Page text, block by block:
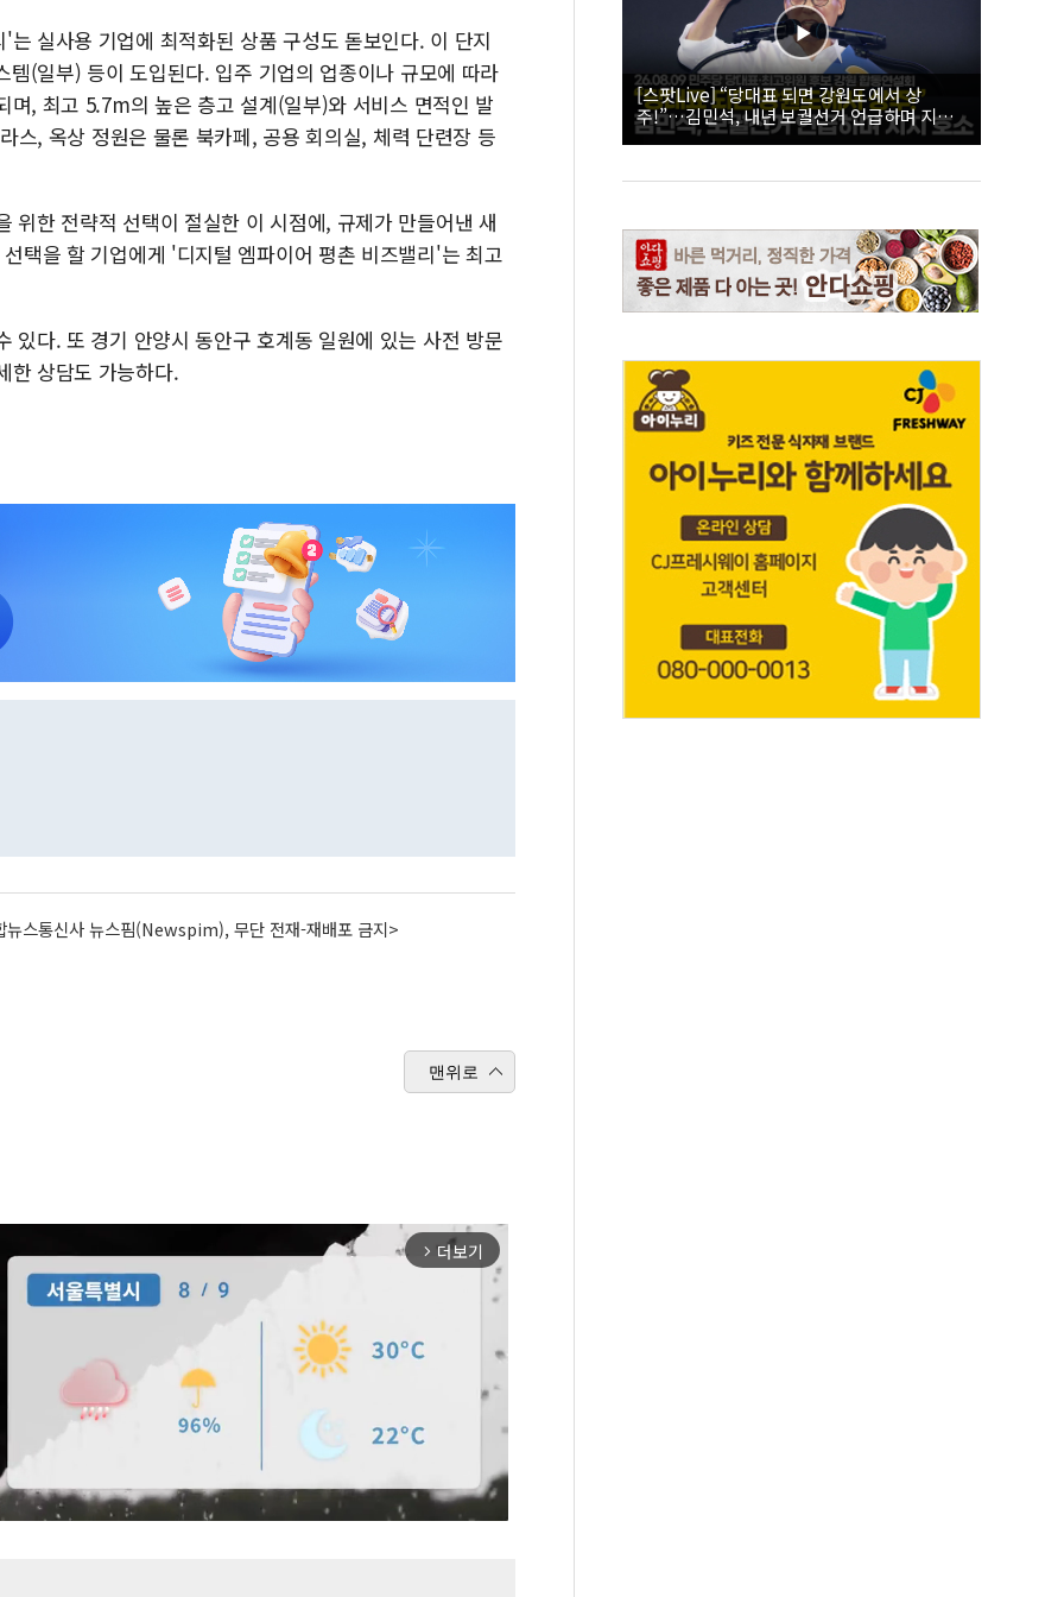
실사용 기업에 최적화된 상품 구성도 돋보인다. 이 단지
(일부) 등이 도입된다. 입주 기업의 업종이나 규모에 따라
, 최고 5.7m의 높은 층고 설계(일부)와 서비스 면적인 발
스, 옥상 정원은 물론 북카페, 공용 회의실, 체력 단련장 등
위한 전략적 선택이 절실한 이 시점에, 규제가 만들어낸 새
택을 할 기업에게 '디지털 엠파이어 평촌 비즈밸리'는 최고
있다. 또 경기 안양시 동안구 호계동 일원에 있는 사전 방문
한 상담도 가능하다.
뉴스통신사 뉴스핌(Newspim), 무단 전재-재배포 금지>
맨위로
arrow_forward_ios 더보기
[스팟Live] “당대표 되면 강원도에서 상
주!”…김민석, 내년 보궐선거 언급하며 지지
호소 | 26.08.09 더불어민주당 당대표·최고위